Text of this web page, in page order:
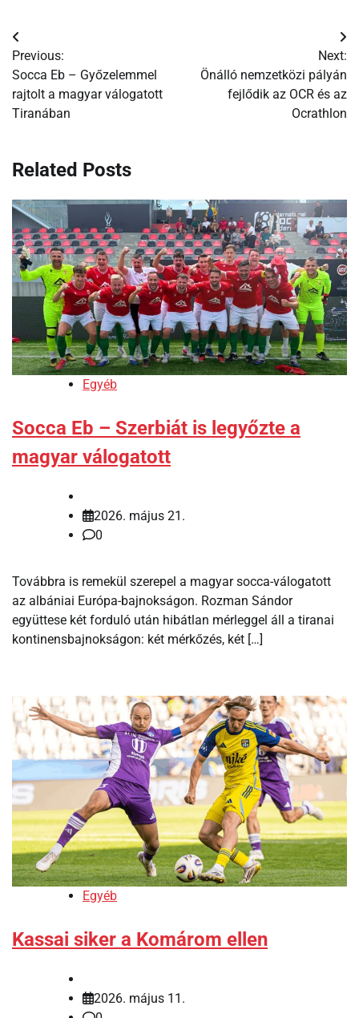
Bejegyzés
navigáció
Previous:
Socca Eb – Győzelemmel
rajtolt a magyar válogatott
Tiranában
Next:
Önálló nemzetközi pályán
fejlődik az OCR és az
Ocrathlon
Related Posts
Egyéb
Socca Eb – Szerbiát is legyőzte a
magyar válogatott
2026. május 21.
0
Továbbra is remekül szerepel a magyar socca-válogatott
az albániai Európa-bajnokságon. Rozman Sándor
együttese két forduló után hibátlan mérleggel áll a tiranai
kontinensbajnokságon: két mérkőzés, két […]
Egyéb
Kassai siker a Komárom ellen
2026. május 11.